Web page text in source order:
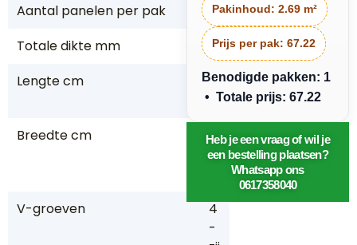
Aantal panelen per pak
8
Totale dikte mm
8
Lengte cm
13
8
Breedte cm
2
4,
V-groeven
4
-
Pakinhoud: 2.69 m²
Prijs per pak: 67.22
Benodigde pakken: 1
• Totale prijs: 67.22
Heb je een vraag of wil je
een bestelling plaatsen?
Whatsapp ons
0617358040